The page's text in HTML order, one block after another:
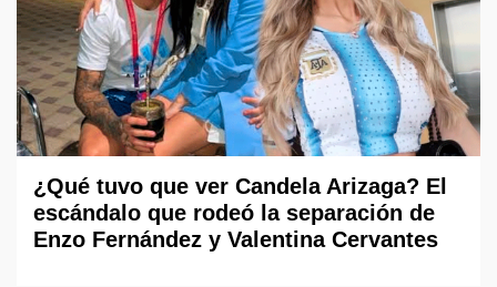
¿Qué tuvo que ver Candela Arizaga? El
escándalo que rodeó la separación de
Enzo Fernández y Valentina Cervantes